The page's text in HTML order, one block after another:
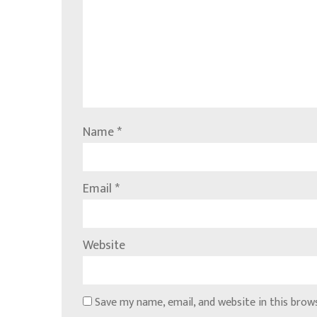
Name*
Email*
Website
Save my name, email, and website in this